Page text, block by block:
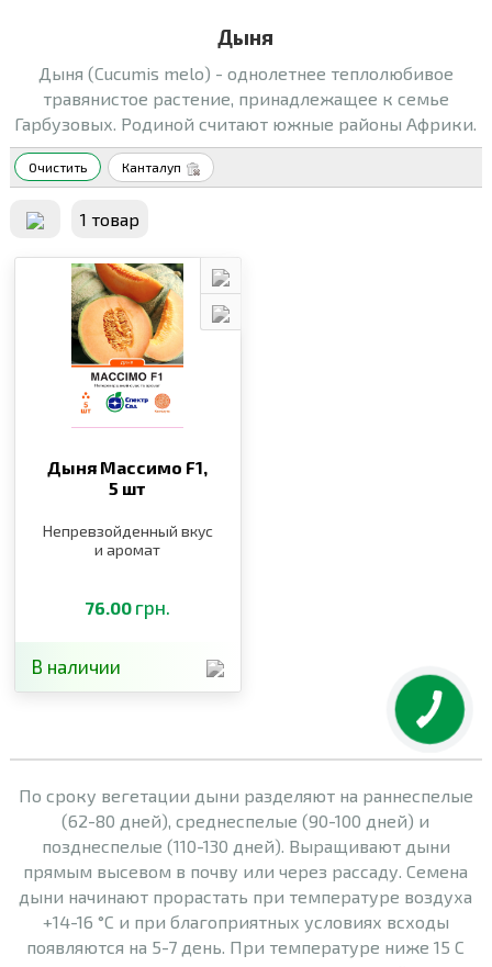
Дыня
Дыня (Cucumis melo) - однолетнее теплолюбивое
травянистое растение, принадлежащее к семье
Гарбузовых. Родиной считают южные районы Африки.
Очистить Канталуп
1 товар
Дыня Массимо F1,
5 шт
Непревзойденный вкус
и аромат
76.00 грн.
В наличии
По сроку вегетации дыни разделяют на раннеспелые
(62-80 дней), среднеспелые (90-100 дней) и
позднеспелые (110-130 дней). Выращивают дыни
прямым высевом в почву или через рассаду. Семена
дыни начинают прорастать при температуре воздуха
+14-16 °C и при благоприятных условиях всходы
появляются на 5-7 день. При температуре ниже 15 С